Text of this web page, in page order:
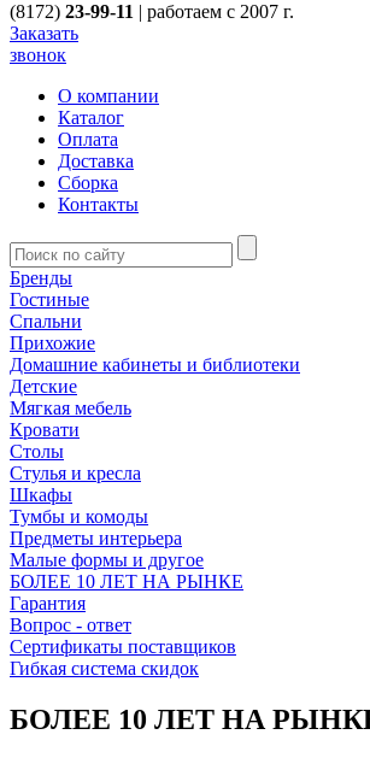
(8172) 23-99-11 | работаем с 2007 г.
Заказать
звонок
О компании
Каталог
Оплата
Доставка
Сборка
Контакты
Бренды
Гостиные
Спальни
Прихожие
Домашние кабинеты и библиотеки
Детские
Мягкая мебель
Кровати
Столы
Стулья и кресла
Шкафы
Тумбы и комоды
Предметы интерьера
Малые формы и другое
БОЛЕЕ 10 ЛЕТ НА РЫНКЕ
Гарантия
Вопрос - ответ
Сертификаты поставщиков
Гибкая система скидок
БОЛЕЕ 10 ЛЕТ НА